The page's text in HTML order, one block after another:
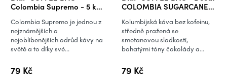
Colombia Supremo - 5 ks
79 Kč
Colombia Supremo je jednou z
nejznámějších a
nejoblíbenějších odrůd kávy na
světě a to díky své...
COLOMBIA SUGARCANE-
79 Kč
Kolumbijská káva bez kofeinu,
středně pražená se
smetanovou sladkostí,
bohatými tóny čokolády a...